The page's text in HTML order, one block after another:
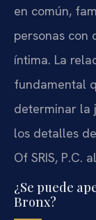
en común,
personas con
íntima. La
fundamental
determinar la
los detalles
Of SRIS, P.C.
¿Se puede
Bronx?